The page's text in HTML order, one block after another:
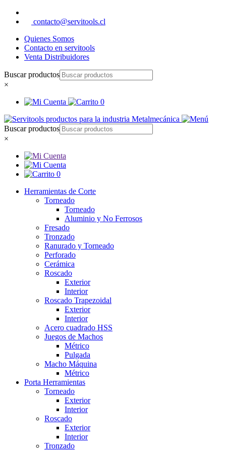
contacto@servitools.cl
Quienes Somos
Contacto en servitools
Venta Distribuidores
Buscar productos
×
0
Buscar productos
×
0
Herramientas de Corte
Torneado
Torneado
Aluminio y No Ferrosos
Fresado
Tronzado
Ranurado y Torneado
Perforado
Cerámica
Roscado
Exterior
Interior
Roscado Trapezoidal
Exterior
Interior
Acero cuadrado HSS
Juegos de Machos
Métrico
Pulgada
Macho Máquina
Métrico
Porta Herramientas
Torneado
Exterior
Interior
Roscado
Exterior
Interior
Tronzado